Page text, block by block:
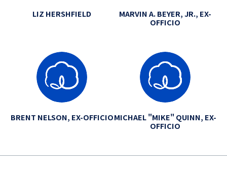
LIZ HERSHFIELD
MARVIN A. BEYER, JR., EX-
OFFICIO
BRENT NELSON, EX-OFFICIOMICHAEL "MIKE" QUINN, EX-
OFFICIO